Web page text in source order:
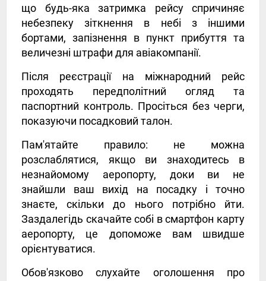
що будь-яка затримка рейсу спричиняє
небезпеку зіткнення в небі з іншими
бортами, запізнення в пункт прибуття та
величезні штрафи для авіакомпанії.
Після реєстрації на міжнародний рейс
проходять передполітний огляд та
паспортний контроль. Просіться без черги,
показуючи посадковий талон.
Пам'ятайте правило: не можна
розслаблятися, якщо ви знаходитесь в
незнайомому аеропорту, доки ви не
знайшли ваш вихід на посадку і точно
знаєте, скільки до нього потрібно йти.
Заздалегідь скачайте собі в смартфон карту
аеропорту, це допоможе вам швидше
орієнтуватися.
Обов'язково слухайте оголошення про